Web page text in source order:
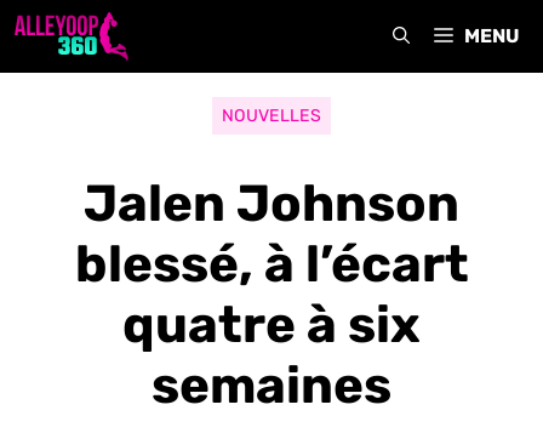
Aller
MENU
NOUVELLES
Jalen Johnson
blessé, à l’écart
quatre à six
semaines